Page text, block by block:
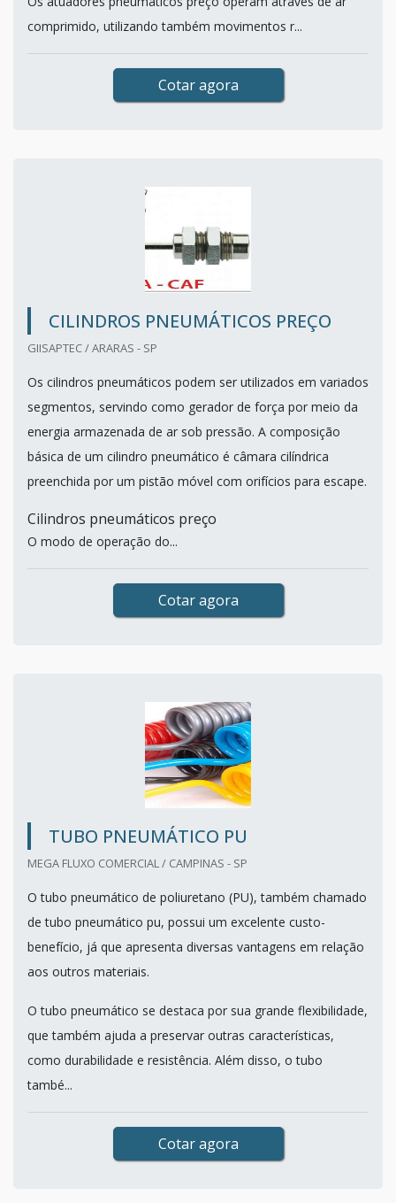
comprimido, utilizando também movimentos r...
Cotar agora
CILINDROS PNEUMÁTICOS PREÇO
GIISAPTEC / ARARAS - SP
Os cilindros pneumáticos podem ser utilizados em variados
segmentos, servindo como gerador de força por meio da
energia armazenada de ar sob pressão. A composição
básica de um cilindro pneumático é câmara cilíndrica
preenchida por um pistão móvel com orifícios para escape.
Cilindros pneumáticos preço
O modo de operação do...
Cotar agora
TUBO PNEUMÁTICO PU
MEGA FLUXO COMERCIAL / CAMPINAS - SP
O tubo pneumático de poliuretano (PU), também chamado
de tubo pneumático pu, possui um excelente custo-
benefício, já que apresenta diversas vantagens em relação
aos outros materiais.
O tubo pneumático se destaca por sua grande flexibilidade,
que também ajuda a preservar outras características,
como durabilidade e resistência. Além disso, o tubo
també...
Cotar agora